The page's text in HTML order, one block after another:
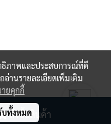
สั่งซื้อสินค้า
ธิภาพและประสบการณ์ที่ดี
อ่านรายละเอียดเพิ่มเติม
ยคุกกี้
บทั้งหมด